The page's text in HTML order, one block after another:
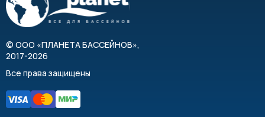
© ООО «ПЛАНЕТА БАССЕЙНОВ»,
2017-2026
Все права защищены